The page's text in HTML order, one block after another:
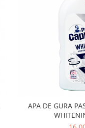
APA DE GURA